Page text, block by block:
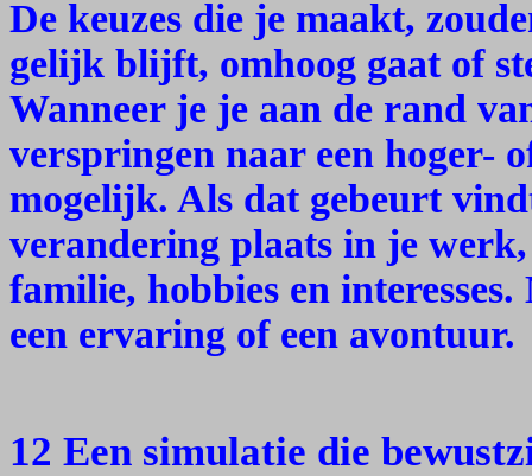
De keuzes die je maakt,
gelijk blijft, omhoog gaat of
Wanneer je je aan de rand
verspringen naar een hoger-
mogelijk. Als dat gebeurt
verandering plaats in je
familie, hobbies en
een ervaring of een avontuur.
12 Een simulatie die